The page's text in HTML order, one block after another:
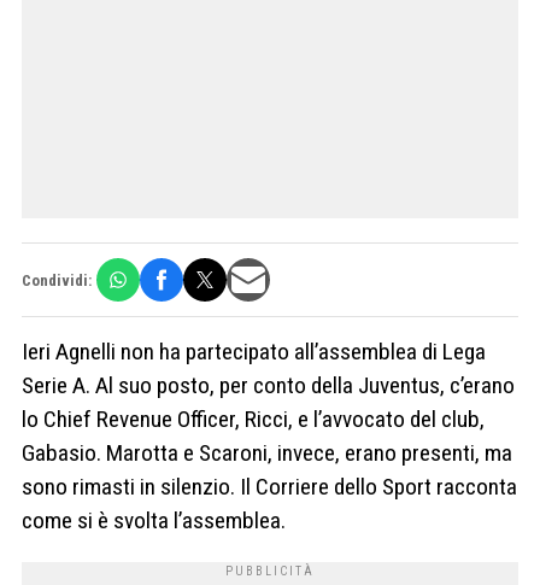
Condividi:
Ieri Agnelli non ha partecipato all’assemblea di Lega
Serie A. Al suo posto, per conto della Juventus, c’erano
lo Chief Revenue Officer, Ricci, e l’avvocato del club,
Gabasio. Marotta e Scaroni, invece, erano presenti, ma
sono rimasti in silenzio. Il Corriere dello Sport racconta
come si è svolta l’assemblea.